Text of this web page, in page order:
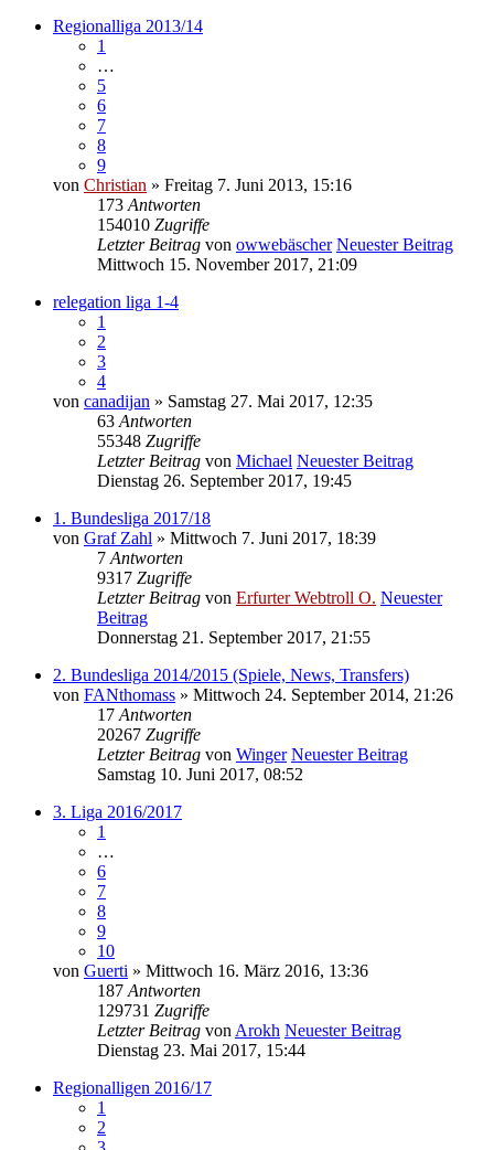
Regionalliga 2013/14
1
…
5
6
7
8
9
von Christian » Freitag 7. Juni 2013, 15:16
173 Antworten
154010 Zugriffe
Letzter Beitrag von owwebäscher Neuester Beitrag
Mittwoch 15. November 2017, 21:09
relegation liga 1-4
1
2
3
4
von canadijan » Samstag 27. Mai 2017, 12:35
63 Antworten
55348 Zugriffe
Letzter Beitrag von Michael Neuester Beitrag
Dienstag 26. September 2017, 19:45
1. Bundesliga 2017/18
von Graf Zahl » Mittwoch 7. Juni 2017, 18:39
7 Antworten
9317 Zugriffe
Letzter Beitrag von Erfurter Webtroll O. Neuester
Beitrag
Donnerstag 21. September 2017, 21:55
2. Bundesliga 2014/2015 (Spiele, News, Transfers)
von FANthomass » Mittwoch 24. September 2014, 21:26
17 Antworten
20267 Zugriffe
Letzter Beitrag von Winger Neuester Beitrag
Samstag 10. Juni 2017, 08:52
3. Liga 2016/2017
1
…
6
7
8
9
10
von Guerti » Mittwoch 16. März 2016, 13:36
187 Antworten
129731 Zugriffe
Letzter Beitrag von Arokh Neuester Beitrag
Dienstag 23. Mai 2017, 15:44
Regionalligen 2016/17
1
2